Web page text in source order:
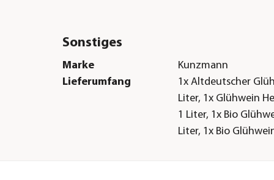
Sonstiges
Marke
Kunzmann
Lieferumfang
1x Altdeutscher
Liter, 1x Glühwein
1 Liter, 1x Bio
Liter, 1x Bio